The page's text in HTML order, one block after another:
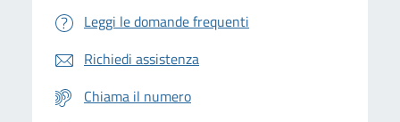
Leggi le domande frequenti
Richiedi assistenza
Chiama il numero